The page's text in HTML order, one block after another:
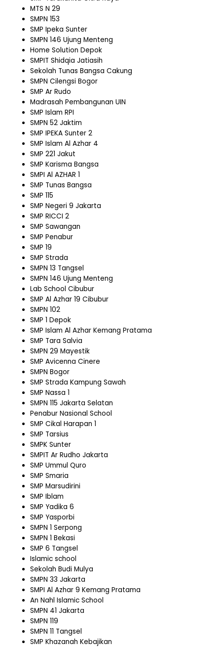
MTS N 29
SMPN 153
SMP Ipeka Sunter
SMPN 146 Ujung Menteng
Home Solution Depok
SMPIT Shidqia Jatiasih
Sekolah Tunas Bangsa Cakung
SMPN Cilengsi Bogor
SMP Ar Rudo
Madrasah Pembangunan UIN
SMP Islam RPI
SMPN 52 Jaktim
SMP IPEKA Sunter 2
SMP Islam Al Azhar 4
SMP 221 Jakut
SMP Karisma Bangsa
SMPI Al AZHAR 1
SMP Tunas Bangsa
SMP 115
SMP Negeri 9 Jakarta
SMP RICCI 2
SMP Sawangan
SMP Penabur
SMP 19
SMP Strada
SMPN 13 Tangsel
SMPN 146 Ujung Menteng
Lab School Cibubur
SMP Al Azhar 19 Cibubur
SMPN 102
SMP 1 Depok
SMP Islam Al Azhar Kemang Pratama
SMP Tara Salvia
SMPN 29 Mayestik
SMP Avicenna Cinere
SMPN Bogor
SMP Strada Kampung Sawah
SMP Nassa 1
SMPN 115 Jakarta Selatan
Penabur Nasional School
SMP Cikal Harapan 1
SMP Tarsius
SMPK Sunter
SMPIT Ar Rudho Jakarta
SMP Ummul Quro
SMP Smaria
SMP Marsudirini
SMP Iblam
SMP Yadika 6
SMP Yasporbi
SMPN 1 Serpong
SMPN 1 Bekasi
SMP 6 Tangsel
Islamic school
Sekolah Budi Mulya
SMPN 33 Jakarta
SMPI Al Azhar 9 Kemang Pratama
An Nahl Islamic School
SMPN 41 Jakarta
SMPN 119
SMPN 11 Tangsel
SMP Khazanah Kebajikan